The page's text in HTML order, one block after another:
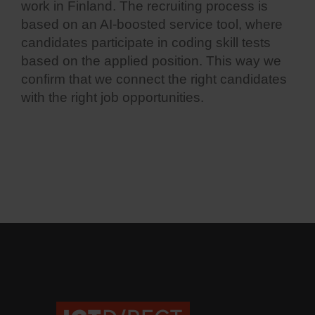
work in Finland. The recruiting process is
based on an AI-boosted service tool, where
candidates participate in coding skill tests
based on the applied position. This way we
confirm that we connect the right candidates
with the right job opportunities.